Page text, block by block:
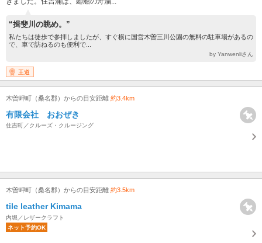
“揖斐川の眺め。”
私たちは徒歩で参拝しましたが、すぐ横に国営木曽三川公園の無料の駐車場があるの
で、車で訪ねるのも便利で...
by Yanwenliさん
王道
木曽岬町（桑名郡）からの目安距離 約3.4km
有限会社 おおぜき
住吉町／クルーズ・クルージング
木曽岬町（桑名郡）からの目安距離 約3.5km
tile leather Kimama
内堀／レザークラフト
ネット予約OK